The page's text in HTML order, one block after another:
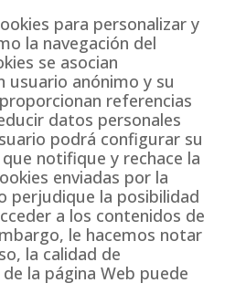
para personalizar y
la navegación del
se asocian
usuario anónimo y su
referencias
datos personales
podrá configurar su
notifique y rechace la
enviadas por la
perjudique la posibilidad
a los contenidos de
le hacemos notar
la calidad de
la página Web puede